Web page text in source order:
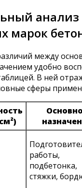
анализ
марок
между
удобно
В ней
сферы
работы,
подбетонка,
стяжки,